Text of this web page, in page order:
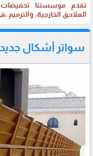
الملاحق الخارجية،
سواتر أشكال